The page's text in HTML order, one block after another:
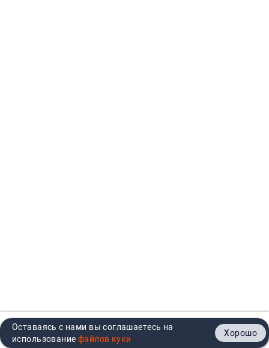
Главная Каталог Кабинет Контакты
Оставаясь с нами вы соглашаетесь на
использование
Хорошо